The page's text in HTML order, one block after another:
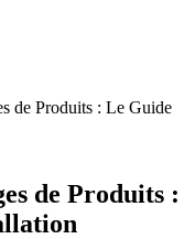
de Produits : Le Guide
de Produits :